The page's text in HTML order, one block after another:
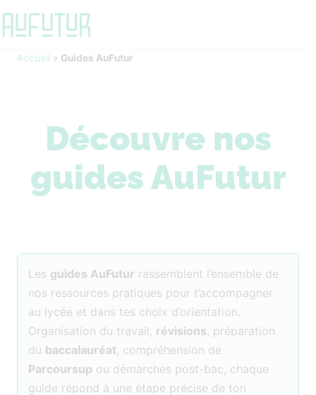
Accueil » Guides AuFutur
Découvre nos
guides AuFutur
Les guides AuFutur rassemblent l’ensemble de
nos ressources pratiques pour t’accompagner
au lycée et dans tes choix d’orientation.
Organisation du travail, révisions, préparation
du baccalauréat, compréhension de
Parcoursup ou démarches post-bac, chaque
guide répond à une étape précise de ton